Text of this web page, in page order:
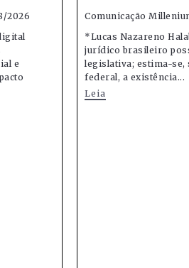
2026
e
Comunicação
*Lucas Nazareno
jurídico brasileiro
legislativa; estima-se,
federal, a existência...
Leia